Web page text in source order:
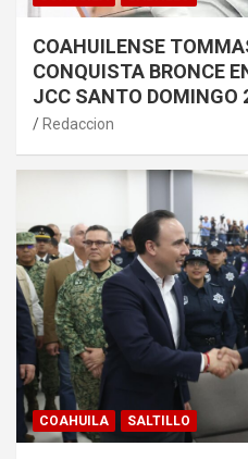
COAHUILENSE
CONQUISTA BRONCE
JCC SANTO DOMINGO
Redaccion
COAHUILA SALTILLO